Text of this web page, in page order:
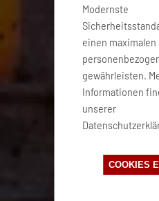
Modernste
einen maximalen
gewährleisten.
Informationen
unserer
COOKIES